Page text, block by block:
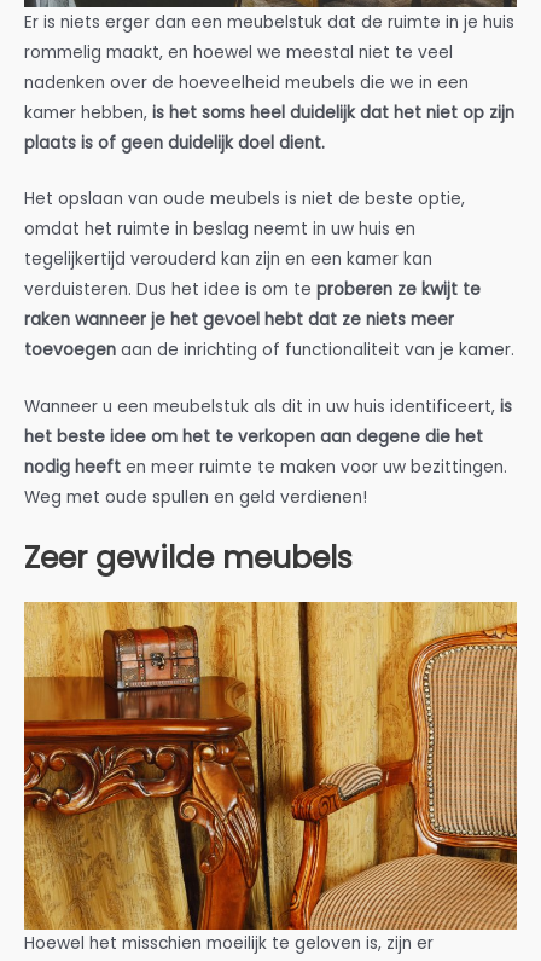
Er is niets erger dan een meubelstuk dat de ruimte in je huis
rommelig maakt, en hoewel we meestal niet te veel
nadenken over de hoeveelheid meubels die we in een
kamer hebben, is het soms heel duidelijk dat het niet op zijn
plaats is of geen duidelijk doel dient.
Het opslaan van oude meubels is niet de beste optie,
omdat het ruimte in beslag neemt in uw huis en
tegelijkertijd verouderd kan zijn en een kamer kan
verduisteren. Dus het idee is om te proberen ze kwijt te
raken wanneer je het gevoel hebt dat ze niets meer
toevoegen aan de inrichting of functionaliteit van je kamer.
Wanneer u een meubelstuk als dit in uw huis identificeert, is
het beste idee om het te verkopen aan degene die het
nodig heeft en meer ruimte te maken voor uw bezittingen.
Weg met oude spullen en geld verdienen!
Zeer gewilde meubels
Hoewel het misschien moeilijk te geloven is, zijn er